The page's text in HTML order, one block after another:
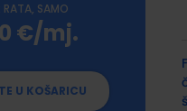
RATA, SAMO
€/mj.
U KOŠARICU